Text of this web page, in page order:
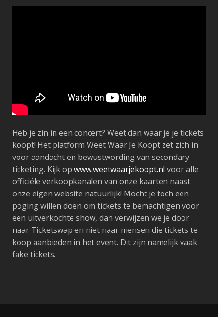
Heb je zin in een concert? Weet dan waar je je tickets
koopt! Het platform Weet Waar Je Koopt zet zich in
voor aandacht en bewustwording van secondary
ticketing. Kijk op www.weetwaarjekoopt.nl voor alle
officiële verkoopkanalen van onze kaarten naast
onze eigen website natuurlijk! Mocht je toch een
poging willen doen om tickets te bemachtigen voor
een uitverkochte show, dan verwijzen we je door
naar Ticketswap en niet naar mensen die tickets te
koop aanbieden in het event. Dit zijn namelijk vaak
fake tickets.